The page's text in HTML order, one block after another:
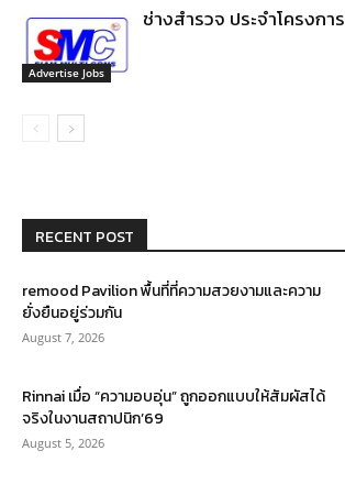
Advertise Jobs
ช่างสำรวจ ประจำโครงการ
RECENT POST
remood Pavilion พื้นที่ที่ความสวยงามและความ
ยั่งยืนอยู่ร่วมกัน
August 7, 2026
Rinnai เมื่อ “ความอบอุ่น” ถูกออกแบบให้สัมผัสได้
จริงในงานสถาปนิก’69
August 5, 2026